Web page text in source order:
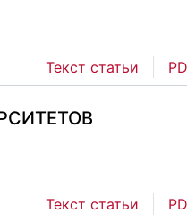
Текст статьи
Текст статьи